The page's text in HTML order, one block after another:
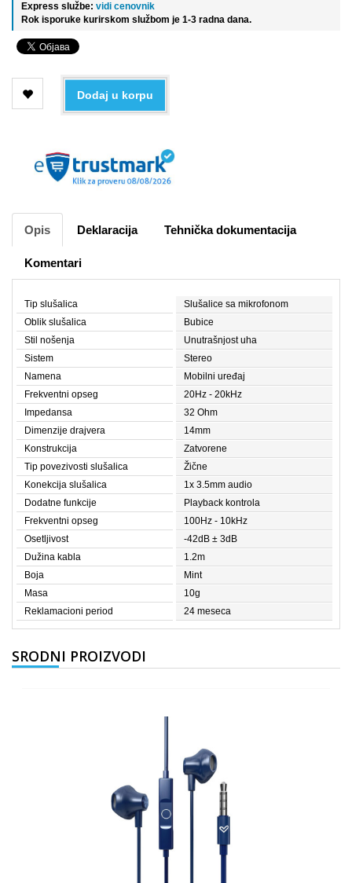
Express službe: vidi cenovnik
Rok isporuke kurirskom službom je 1-3 radna dana.
Dodaj u korpu
Opis Deklaracija Tehnička dokumentacija
Komentari
Tip slušalica
Slušalice sa mikrofonom
Oblik slušalica
Bubice
Stil nošenja
Unutrašnjost uha
Sistem
Stereo
Namena
Mobilni uređaj
Frekventni opseg
20Hz - 20kHz
Impedansa
32 Ohm
Dimenzije drajvera
14mm
Konstrukcija
Zatvorene
Tip povezivosti slušalica
Žične
Konekcija slušalica
1x 3.5mm audio
Dodatne funkcije
Playback kontrola
Frekventni opseg
100Hz - 10kHz
Osetljivost
-42dB ± 3dB
Dužina kabla
1.2m
Boja
Mint
Masa
10g
Reklamacioni period
24 meseca
SRODNI PROIZVODI